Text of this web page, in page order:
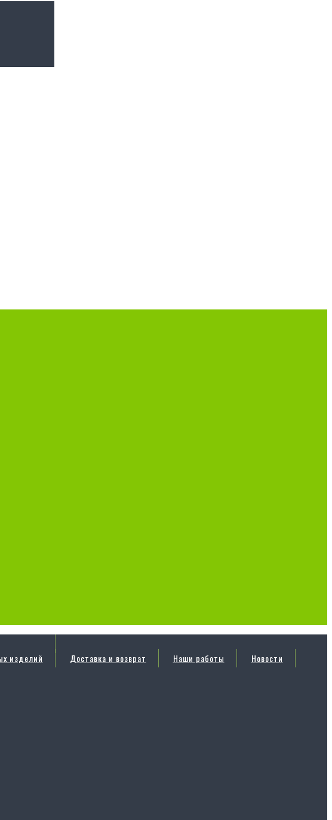
изделий Доставка и возврат Наши работы
Новости